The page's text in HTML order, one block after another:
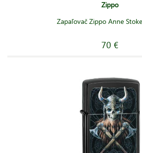
Zippo
Zapaľovač Zippo Anne
70 €